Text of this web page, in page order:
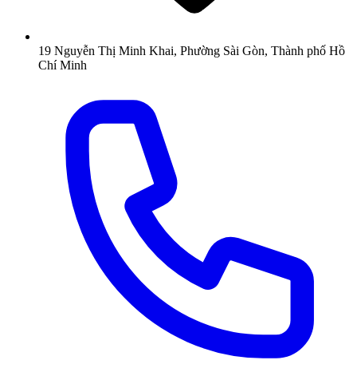
19 Nguyễn Thị Minh Khai, Phường Sài Gòn, Thành phố Hồ
Chí Minh